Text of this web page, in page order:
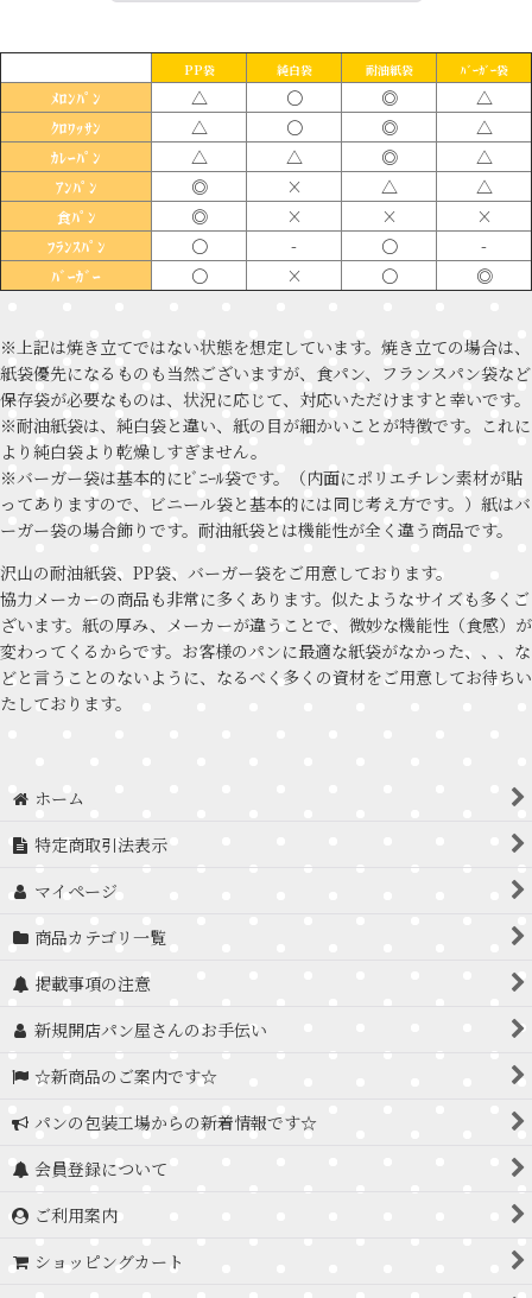
PP袋 純白袋 耐油紙袋 ﾊﾞｰｶﾞｰ袋
ﾒﾛﾝﾊﾟﾝ △ 〇 ◎ △
ｸﾛﾜｯｻﾝ △ 〇 ◎ △
ｶﾚｰﾊﾟﾝ △ △ ◎ △
ｱﾝﾊﾟﾝ ◎ × △ △
食ﾊﾟﾝ ◎ × × ×
ﾌﾗﾝｽﾊﾟﾝ 〇 - 〇 -
ﾊﾞｰｶﾞｰ 〇 × 〇 ◎
※上記は焼き立てではない状態を想定しています。焼き立ての場合は、
紙袋優先になるものも当然ございますが、食パン、フランスパン袋など
保存袋が必要なものは、状況に応じて、対応いただけますと幸いです。
※耐油紙袋は、純白袋と違い、紙の目が細かいことが特徴です。これに
より純白袋より乾燥しすぎません。
※バーガー袋は基本的にﾋﾞﾆｰﾙ袋です。（内面にポリエチレン素材が貼
ってありますので、ビニール袋と基本的には同じ考え方です。）紙はバ
ーガー袋の場合飾りです。耐油紙袋とは機能性が全く違う商品です。
沢山の耐油紙袋、PP袋、バーガー袋をご用意しております。
協力メーカーの商品も非常に多くあります。似たようなサイズも多くご
ざいます。紙の厚み、メーカーが違うことで、微妙な機能性（食感）が
変わってくるからです。お客様のパンに最適な紙袋がなかった、、、な
どと言うことのないように、なるべく多くの資材をご用意してお待ちい
たしております。
ホーム
特定商取引法表示
マイページ
商品カテゴリ一覧
掲載事項の注意
新規開店パン屋さんのお手伝い
☆新商品のご案内です☆
パンの包装工場からの新着情報です☆
会員登録について
ご利用案内
ショッピングカート